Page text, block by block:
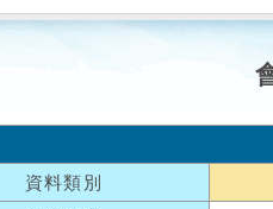
資料類別